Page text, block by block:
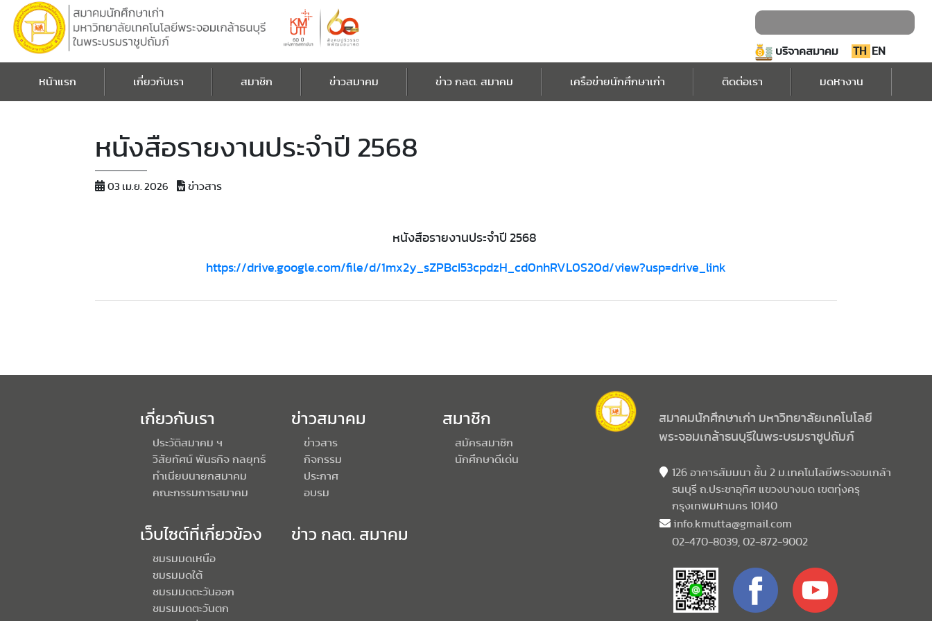
บริจาคสมาคม TH EN
หน้าแรก เกี่ยวกับเรา สมาชิก ข่าวสมาคม ข่าว กลต. สมาคม เครือข่ายนักศึกษาเก่า ติดต่อเรา มดหางาน
หนังสือรายงานประจำปี 2568
03 เม.ย. 2026 ข่าวสาร
หนังสือรายงานประจำปี 2568
https://drive.google.com/file/d/1mx2y_sZPBcI53cpdzH_cd0nhRVL0S20d/view?usp=drive_link
เกี่ยวกับเรา
ประวัติสมาคม ฯ
วิสัยทัศน์ พันธกิจ กลยุทธ์
ทำเนียบนายกสมาคม
คณะกรรมการสมาคม
ข่าวสมาคม
ข่าวสาร
กิจกรรม
ประกาศ
อบรม
สมาชิก
สมัครสมาชิก
นักศึกษาดีเด่น
เว็บไซต์ที่เกี่ยวข้อง
ชมรมมดเหนือ
ชมรมมดใต้
ชมรมมดตะวันออก
ชมรมมดตะวันตก
ข่าว กลต. สมาคม
สมาคมนักศึกษาเก่า มหาวิทยาลัยเทคโนโลยี
พระจอมเกล้าธนบุรีในพระบรมราชูปถัมภ์
126 อาคารสัมมนา ชั้น 2 ม.เทคโนโลยีพระจอมเกล้า
ธนบุรี ถ.ประชาอุทิศ แขวงบางมด เขตทุ่งครุ
กรุงเทพมหานคร 10140
info.kmutta@gmail.com
02-470-8039, 02-872-9002